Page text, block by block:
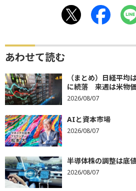
あわせて読む
（まとめ）日経平均
に続落 来週は米物
2026/08/07
AIと資本市場
2026/08/07
半導体株の調整は底
2026/08/07